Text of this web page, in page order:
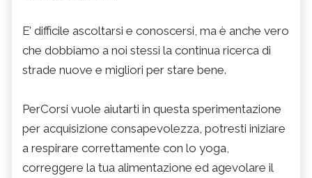
E’ difficile ascoltarsi e conoscersi, ma è anche vero
che dobbiamo a noi stessi la continua ricerca di
strade nuove e migliori per stare bene.
PerCorsi vuole aiutarti in questa sperimentazione
per acquisizione consapevolezza, potresti iniziare
a respirare correttamente con lo yoga,
correggere la tua alimentazione ed agevolare il